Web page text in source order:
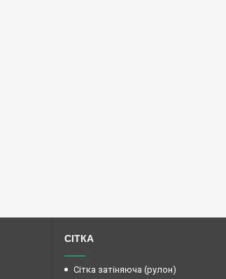
СІТКА
Сітка затіняюча (рулон)